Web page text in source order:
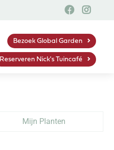
Bezoek Global Garden
Reserveren Nick's Tuincafé
Mijn Planten